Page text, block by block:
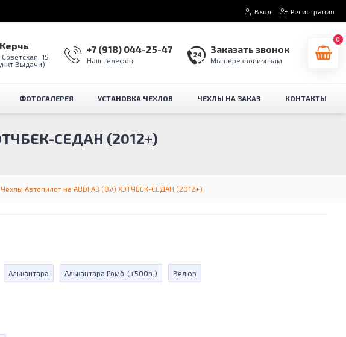
Вход Регистрация
Советская, 15
Выдачи)
+7 (918) 044-25-47
Наш телефон
Заказать звонок
Мы перезвоним вам
0
ФОТОГАЛЕРЕЯ УСТАНОВКА ЧЕХЛОВ ЧЕХЛЫ НА ЗАКАЗ КОНТАКТЫ
Чехлы Автопилот на AUDI A3 (8V) ХЭТЧБЕК-СЕДАН (2012+)
СЕДАН (2012+)
Алькантара Алькантара Ромб (+500р.) Велюр